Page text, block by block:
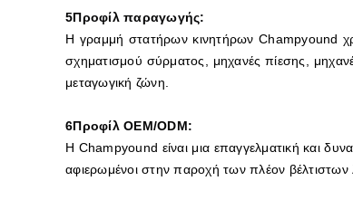
5Προφίλ παραγωγής:
Η γραμμή στατήρων κινητήρων Champyound
σχηματισμού σύρματος, μηχανές πίεσης,
μεταγωγική ζώνη.
6Προφίλ OEM/ODM:
Η Champyound είναι μια επαγγελματική και
αφιερωμένοι στην παροχή των πλέον